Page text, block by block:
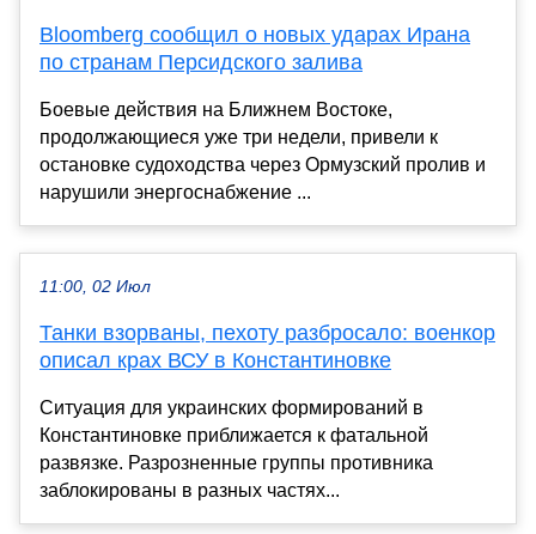
Bloomberg сообщил о новых ударах Ирана
по странам Персидского залива
Боевые действия на Ближнем Востоке,
продолжающиеся уже три недели, привели к
остановке судоходства через Ормузский пролив и
нарушили энергоснабжение ...
11:00, 02 Июл
Танки взорваны, пехоту разбросало: военкор
описал крах ВСУ в Константиновке
Ситуация для украинских формирований в
Константиновке приближается к фатальной
развязке. Разрозненные группы противника
заблокированы в разных частях...